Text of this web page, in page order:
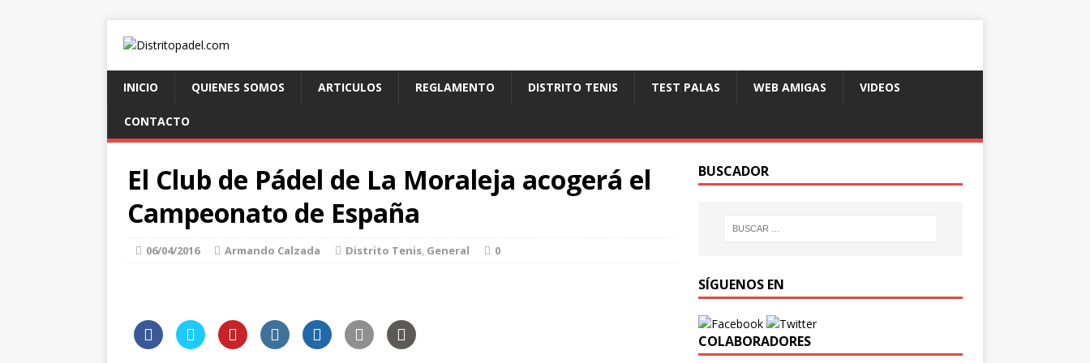
INICIO QUIENES SOMOS ARTICULOS REGLAMENTO DISTRITO TENIS TEST PALAS WEB AMIGAS VIDEOS
CONTACTO
El Club de Pádel de La Moraleja acogerá el
Campeonato de España
06/04/2016 Armando Calzada Distrito Tenis, General 0
BUSCADOR
SÍGUENOS EN
COLABORADORES